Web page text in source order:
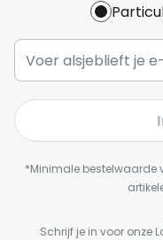
*Minimale bestelwaarde
Schrijf je in voor onze